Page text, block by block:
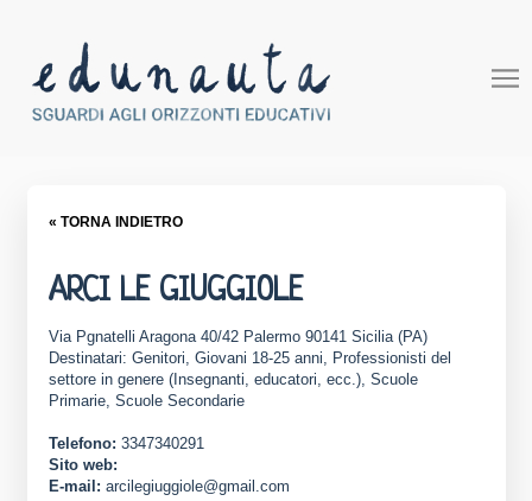
« TORNA INDIETRO
ARCI LE GIUGGIOLE
Via Pgnatelli Aragona 40/42 Palermo 90141 Sicilia (PA)
Destinatari: Genitori, Giovani 18-25 anni, Professionisti del
settore in genere (Insegnanti, educatori, ecc.), Scuole
Primarie, Scuole Secondarie
Telefono: 3347340291
Sito web:
E-mail: arcilegiuggiole@gmail.com